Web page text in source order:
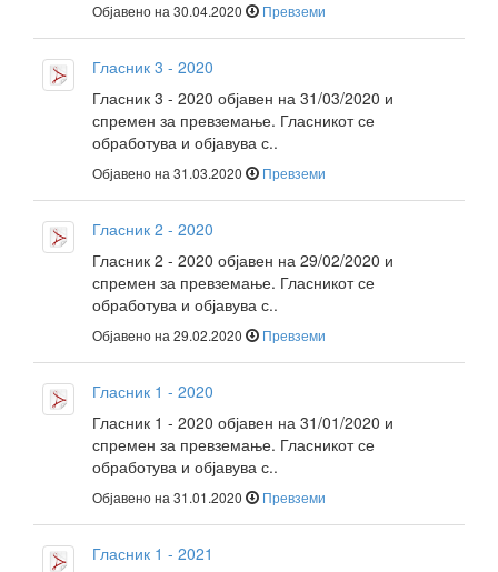
Објавено на 30.04.2020 Превземи
Гласник 3 - 2020
Гласник 3 - 2020 објавен на 31/03/2020 и
спремен за превземање. Гласникот се
обработува и објавува с..
Објавено на 31.03.2020 Превземи
Гласник 2 - 2020
Гласник 2 - 2020 објавен на 29/02/2020 и
спремен за превземање. Гласникот се
обработува и објавува с..
Објавено на 29.02.2020 Превземи
Гласник 1 - 2020
Гласник 1 - 2020 објавен на 31/01/2020 и
спремен за превземање. Гласникот се
обработува и објавува с..
Објавено на 31.01.2020 Превземи
Гласник 1 - 2021